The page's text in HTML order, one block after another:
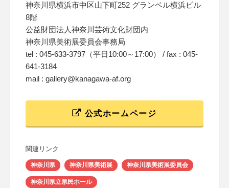
神奈川県横浜市中区山下町252 グランベル横浜ビル
8階
公益財団法人神奈川芸術文化財団内
神奈川県美術展委員会事務局
tel : 045-633-3797（平日10:00～17:00） / fax : 045-
641-3184
mail : gallery@kanagawa-af.org
公式ホームページ
関連リンク
神奈川県 神奈川県美術展 神奈川県美術展委員会
神奈川県立県民ホール